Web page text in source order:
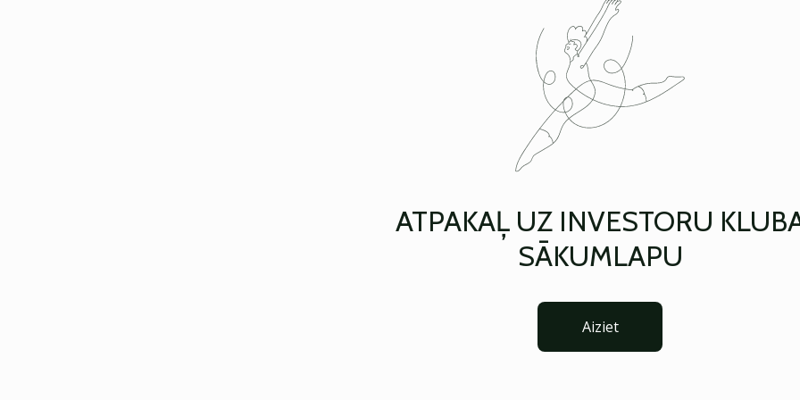
ATPAKAĻ UZ INVESTORU
SĀKUMLAPU
Aiziet